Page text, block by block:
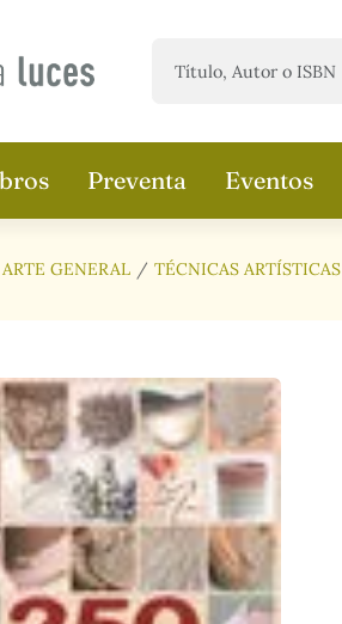
Preventa Eventos
ARTE GENERAL TÉCNICAS ARTÍSTICAS